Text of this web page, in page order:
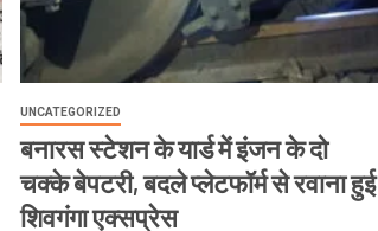
UNCATEGORIZED
बनारस स्टेशन के यार्ड में इंजन के दो
चक्के बेपटरी, बदले प्लेटफॉर्म से रवाना हुई
शिवगंगा एक्सप्रेस